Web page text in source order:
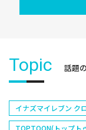
Topic 話題
イナズマイレブン ク